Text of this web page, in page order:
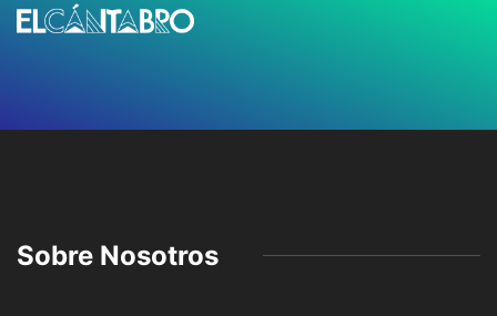
Sobre Nosotros